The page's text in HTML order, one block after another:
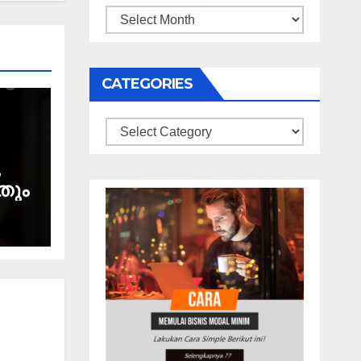
Archives
CATEGORIES
Categories